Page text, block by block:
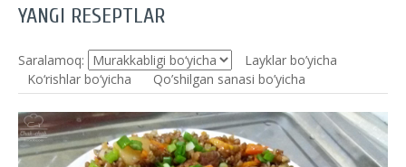
YANGI RESEPTLAR
Saralamoq:
Layklar bo’yicha
Ko‘rishlar bo‘yicha
Qo’shilgan sanasi bo’yicha